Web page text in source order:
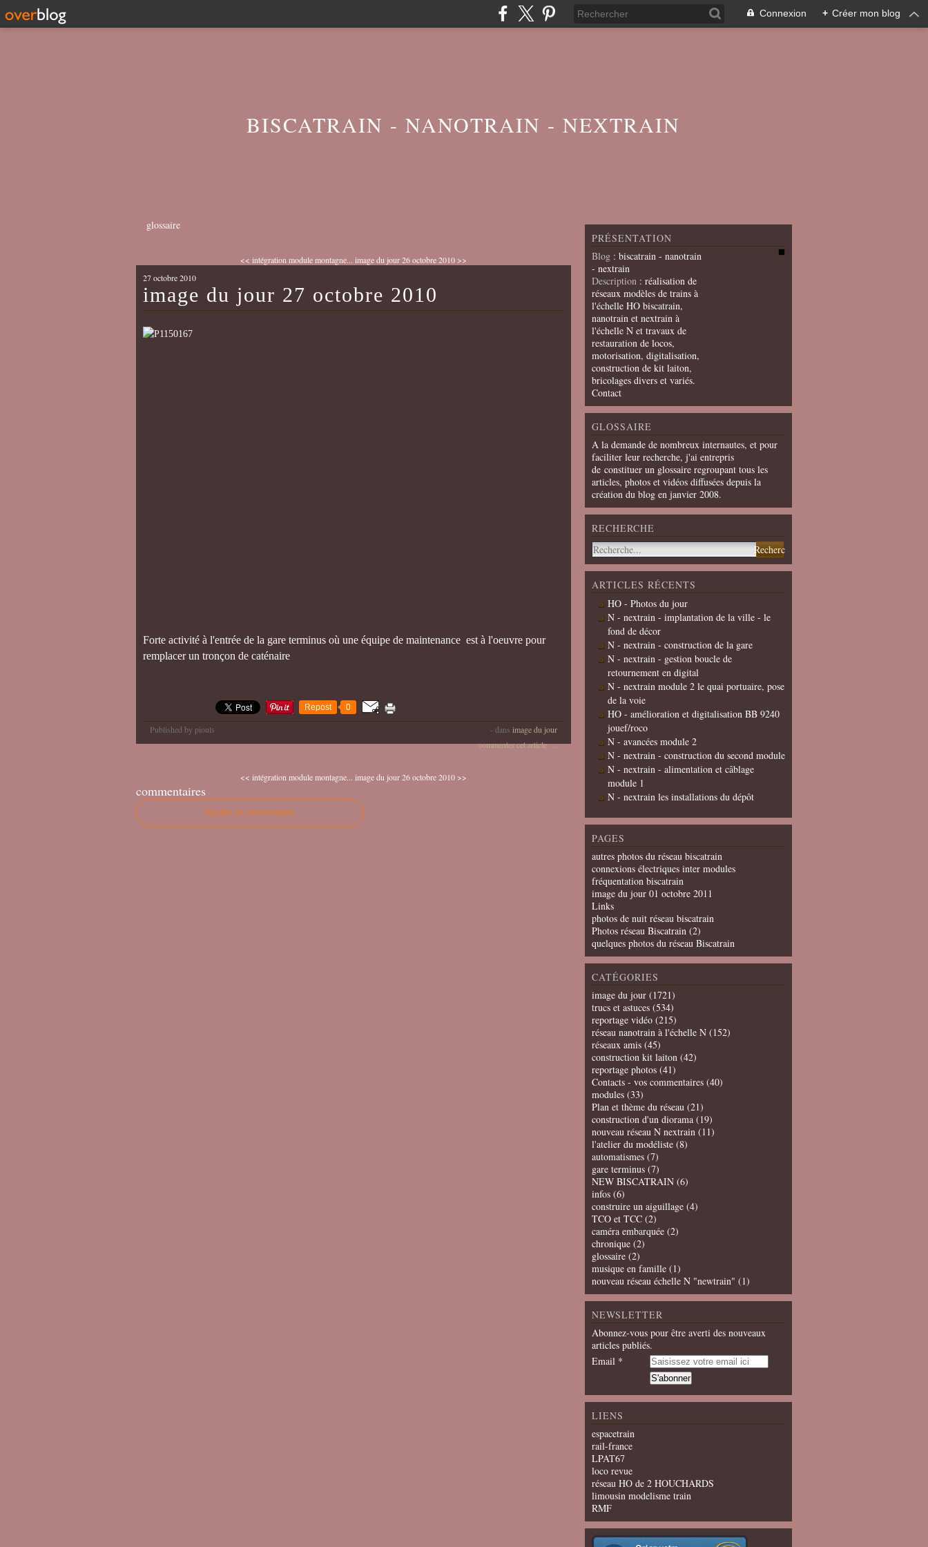
Connexion + Créer mon blog
BISCATRAIN - NANOTRAIN - NEXTRAIN
glossaire
<< intégration module montagne... image du jour 26 octobre 2010 >>
27 octobre 2010
image du jour 27 octobre 2010
Forte activité à l'entrée de la gare terminus où une équipe de maintenance est à l'oeuvre pour
remplacer un tronçon de caténaire
Repost 0
Published by piouls - dans image du jour
commenter cet article…
<< intégration module montagne... image du jour 26 octobre 2010 >>
commentaires
Ajouter un commentaire
PRÉSENTATION
Blog : biscatrain - nanotrain
- nextrain
Description : réalisation de
réseaux modèles de trains à
l'échelle HO biscatrain,
nanotrain et nextrain à
l'échelle N et travaux de
restauration de locos,
motorisation, digitalisation,
construction de kit laiton,
bricolages divers et variés.
Contact
GLOSSAIRE
A la demande de nombreux internautes, et pour
faciliter leur recherche, j'ai entrepris
de constituer un glossaire regroupant tous les
articles, photos et vidéos diffusées depuis la
création du blog en janvier 2008.
RECHERCHE
ARTICLES RÉCENTS
HO - Photos du jour
N - nextrain - implantation de la ville - le
fond de décor
N - nextrain - construction de la gare
N - nextrain - gestion boucle de
retournement en digital
N - nextrain module 2 le quai portuaire, pose
de la voie
HO - amélioration et digitalisation BB 9240
jouef/roco
N - avancées module 2
N - nextrain - construction du second module
N - nextrain - alimentation et câblage
module 1
N - nextrain les installations du dépôt
PAGES
autres photos du réseau biscatrain
connexions électriques inter modules
fréquentation biscatrain
image du jour 01 octobre 2011
Links
photos de nuit réseau biscatrain
Photos réseau Biscatrain (2)
quelques photos du réseau Biscatrain
CATÉGORIES
image du jour (1721)
trucs et astuces (534)
reportage vidéo (215)
réseau nanotrain à l'échelle N (152)
réseaux amis (45)
construction kit laiton (42)
reportage photos (41)
Contacts - vos commentaires (40)
modules (33)
Plan et thème du réseau (21)
construction d'un diorama (19)
nouveau réseau N nextrain (11)
l'atelier du modéliste (8)
automatismes (7)
gare terminus (7)
NEW BISCATRAIN (6)
infos (6)
construire un aiguillage (4)
TCO et TCC (2)
caméra embarquée (2)
chronique (2)
glossaire (2)
musique en famille (1)
nouveau réseau échelle N "newtrain" (1)
NEWSLETTER
Abonnez-vous pour être averti des nouveaux
articles publiés.
Email
LIENS
espacetrain
rail-france
LPAT67
loco revue
réseau HO de 2 HOUCHARDS
limousin modelisme train
RMF